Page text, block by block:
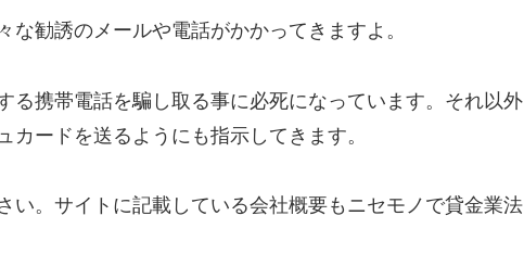
勧誘のメールや電話がかかってきますよ。
る携帯電話を騙し取る事に必死になっています。それ以外
ードを送るようにも指示してきます。
い。サイトに記載している会社概要もニセモノで貸金業法